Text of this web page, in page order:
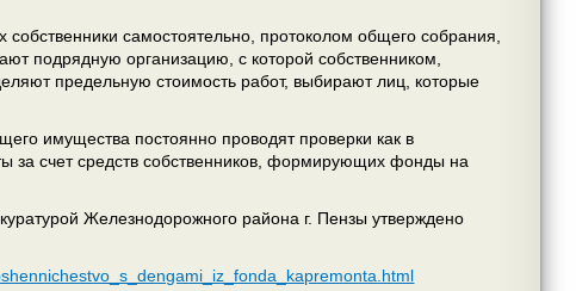
самостоятельно, протоколом общего собрания,
подрядную организацию, с которой собственником,
предельную стоимость работ, выбирают лиц, которые
имущества постоянно проводят проверки как в
за счет средств собственников, формирующих фонды на
Железнодорожного района г. Пензы утверждено